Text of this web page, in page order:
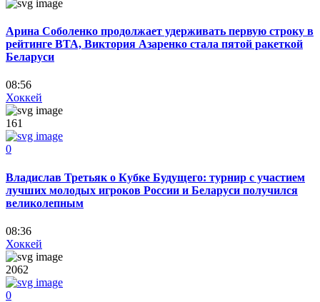
Арина Соболенко продолжает удерживать первую строку в
рейтинге ВТА, Виктория Азаренко стала пятой ракеткой
Беларуси
08:56
Хоккей
161
0
Владислав Третьяк о Кубке Будущего: турнир с участием
лучших молодых игроков России и Беларуси получился
великолепным
08:36
Хоккей
2062
0